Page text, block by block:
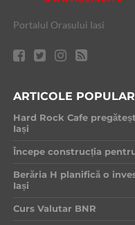
Portalul Orasului Iasi
ARTICOLE
Hard Rock Cafe
Iași
Începe construcția
Berăria H planifică o
Iași
Curs Valutar BNR